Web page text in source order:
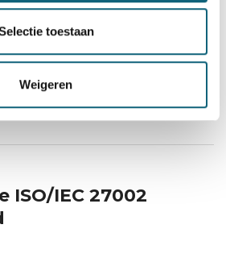
toestaan
Weigeren
ISO/IEC 27002